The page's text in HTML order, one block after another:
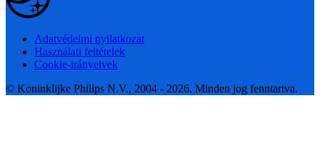
Adatvédelmi nyilatkozat
Használati feltételek
Cookie-irányelvek
© Koninklijke Philips N.V., 2004 - 2026. Minden jog fenntartva.